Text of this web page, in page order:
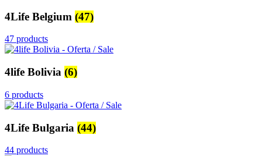
4Life Belgium (47)
47 products
4life Bolivia (6)
6 products
4Life Bulgaria (44)
44 products